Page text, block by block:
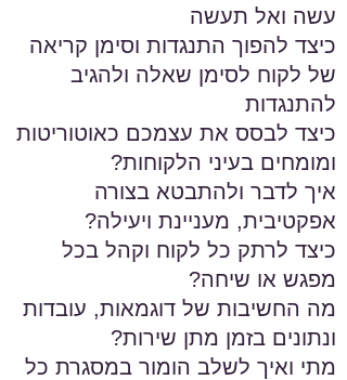
עשה ואל תעשה
כיצד להפוך התנגדות וסימן קריאה
של לקוח לסימן שאלה ולהגיב
להתנגדות
כיצד לבסס את עצמכם כאוטוריטות
ומומחים בעיני הלקוחות?
איך לדבר ולהתבטא בצורה
אפקטיבית, מעניינת ויעילה?
כיצד לרתק כל לקוח וקהל בכל
מפגש או שיחה?
מה החשיבות של דוגמאות, עובדות
ונתונים בזמן מתן שירות?
מתי ואיך לשלב הומור במסגרת כל